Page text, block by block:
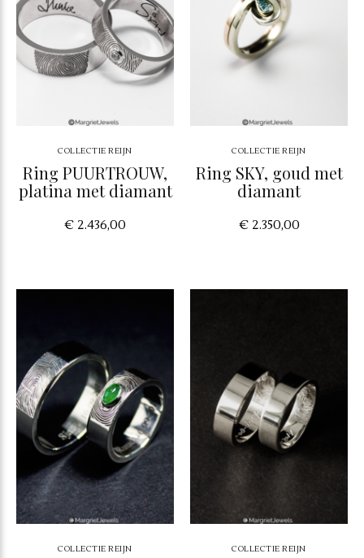
COLLECTIE REIJN
Ring PUURTROUW,
platina met diamant
€ 2.436,00
COLLECTIE REIJN
Ring SKY, goud met
diamant
€ 2.350,00
COLLECTIE REIJN COLLECTIE REIJN